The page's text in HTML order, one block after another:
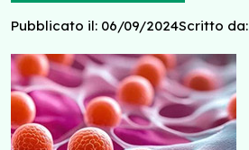
Pubblicato il: 06/09/2024Scritto da: